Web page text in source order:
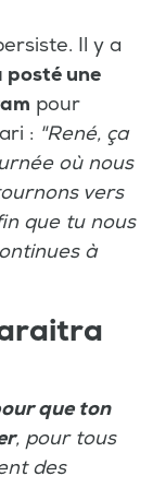
Il y a
posté une
pour
: "René, ça
où nous
vers
que tu nous
à
que ton
, pour tous
des